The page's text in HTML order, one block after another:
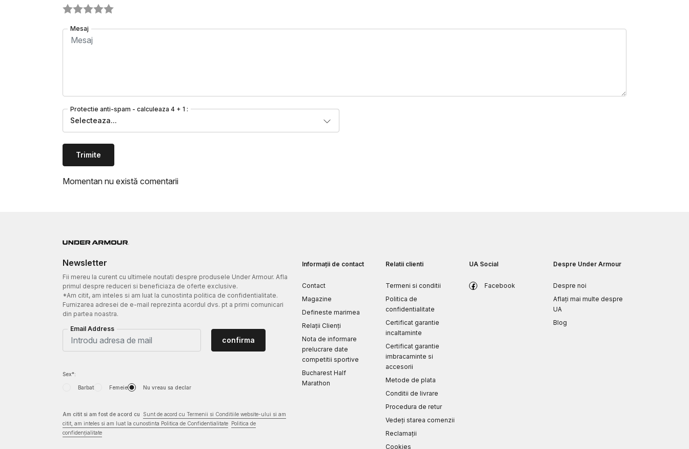
Mesaj
Protectie anti-spam - calculeaza 4 + 1 :
Selecteaza...
Trimite
Momentan nu există comentarii
Newsletter
Fii mereu la curent cu ultimele noutati despre produsele Under Armour. Afla
primul despre reduceri si beneficiaza de oferte exclusive.
*Am citit, am inteles si am luat la cunostinta politica de confidentialitate.
Furnizarea adresei de e-mail reprezinta acordul dvs. pt a primi comunicari
din partea noastra.
Email Address
Sex*:
Barbat Femeie Nu vreau sa declar
confirma
Am citit si am fost de acord cu
Sunt de acord cu Termenii si Conditiile website-ului si am
citit, am inteles si am luat la cunostinta Politica de Confidentialitate
Politica de
confidențialitate
Informații de contact
Contact
Magazine
Defineste marimea
Relații Clienți
Nota de informare
prelucrare date
competitii sportive
Bucharest Half
Marathon
Relatii clienti
Termeni si conditii
Politica de
confidentialitate
Certificat garantie
incaltaminte
Certificat garantie
imbracaminte si
accesorii
Metode de plata
Conditii de livrare
Procedura de retur
Vedeți starea comenzii
Reclamaţii
Cookies
UA Social
Facebook
Despre Under Armour
Despre noi
Aflați mai multe despre
UA
Blog